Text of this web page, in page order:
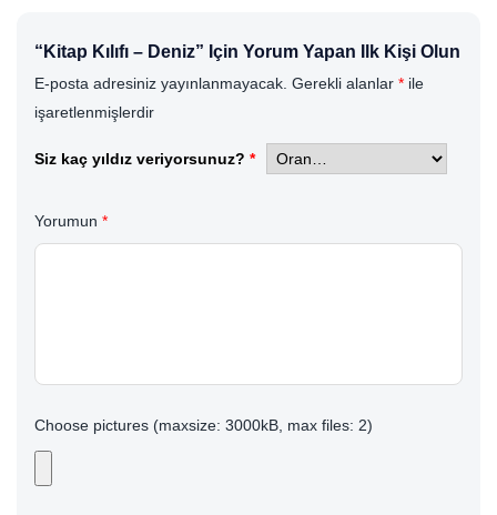
“Kitap Kılıfı – Deniz” Için Yorum Yapan Ilk Kişi Olun
E-posta adresiniz yayınlanmayacak. Gerekli alanlar * ile
işaretlenmişlerdir
Siz kaç yıldız veriyorsunuz? *
Yorumun *
Choose pictures (maxsize: 3000kB, max files: 2)